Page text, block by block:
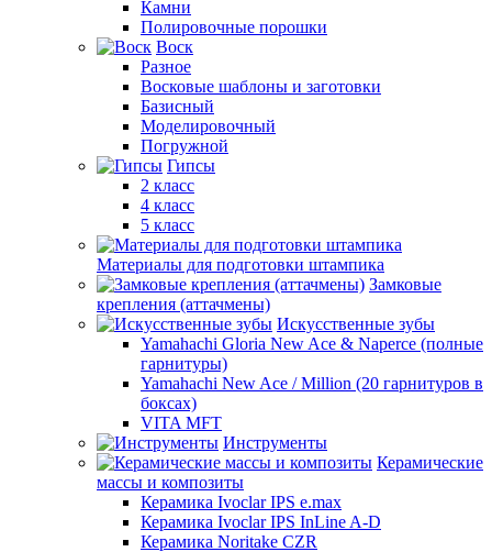
Камни
Полировочные порошки
Воск
Разное
Восковые шаблоны и заготовки
Базисный
Моделировочный
Погружной
Гипсы
2 класс
4 класс
5 класс
Материалы для подготовки штампика
Замковые
крепления (аттачмены)
Искусственные зубы
Yamahachi Gloria New Ace & Naperce (полные
гарнитуры)
Yamahachi New Ace / Million (20 гарнитуров в
боксах)
VITA MFT
Инструменты
Керамические
массы и композиты
Керамика Ivoclar IPS e.max
Керамика Ivoclar IPS InLine A-D
Керамика Noritake CZR